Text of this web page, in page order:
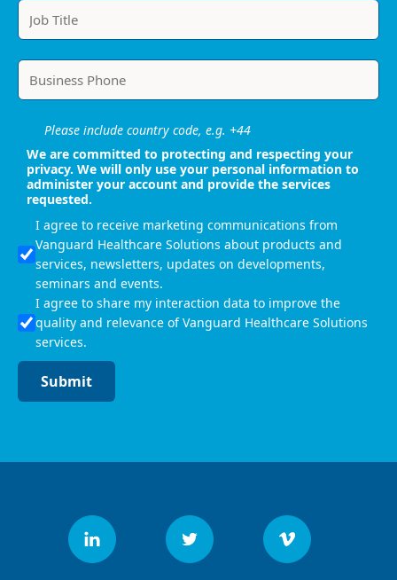
Please include country code, e.g. +44
We are committed to protecting and respecting your
privacy. We will only use your personal information to
administer your account and provide the services
requested.
I agree to receive marketing communications from
Vanguard Healthcare Solutions about products and
services, newsletters, updates on developments,
seminars and events.
I agree to share my interaction data to improve the
quality and relevance of Vanguard Healthcare Solutions
services.
Submit